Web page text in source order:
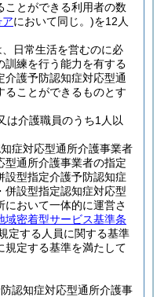
ことができる利用者の数
において同じ。)を12人
日常生活を営むのに必
訓練を行う能力を有する
護予防認知症対応型通
ることができるものとす
は介護職員のうち1人以
症対応型通所介護事業者
型通所介護事業者の指定
設型指定介護予防認知症
併設型指定認知症対応型
おいて一体的に運営さ
域密着型サービス基準条
定する人員に関する基準
規定する基準を満たして
認知症対応型通所介護事